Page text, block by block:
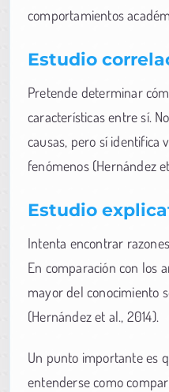
comportamientos
Estudio
Pretende determinar
características entre sí.
causas, pero sí identifica
fenómenos (Hernández
Estudio
Intenta encontrar
En comparación con los
mayor del conocimiento
(Hernández et al., 2014).
Un punto importante es
entenderse como